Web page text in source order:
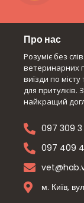
Про нас
Розуміє без
ветеринарних
виїзди по місту
для притулків.
найкращий
097 309 3
097 409
м. Київ,